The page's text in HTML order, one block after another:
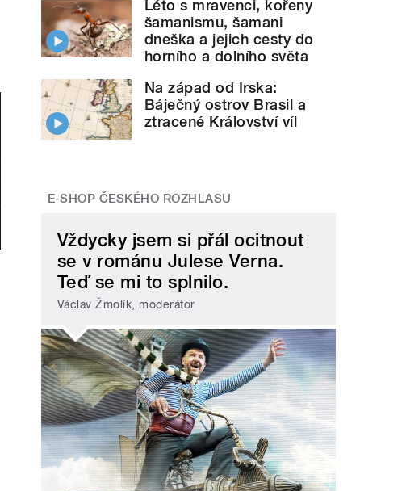
Léto s mravenci, kořeny
šamanismu, šamani
dneška a jejich cesty do
horního a dolního světa
Na západ od Irska:
Báječný ostrov Brasil a
ztracené Království víl
E-SHOP ČESKÉHO ROZHLASU
Vždycky jsem si přál ocitnout
se v románu Julese Verna.
Teď se mi to splnilo.
Václav Žmolík, moderátor